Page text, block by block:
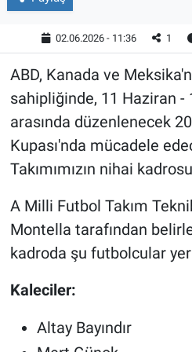
02.06.2026 - 11:36 1
ABD, Kanada ve
sahipliğinde, 11 Haziran
arasında düzenlenecek
Kupası'nda mücadele
Takımımızın nihai
A Milli Futbol Takım
Montella tarafından
kadroda şu futbolcular yer
Kaleciler:
Altay Bayındır